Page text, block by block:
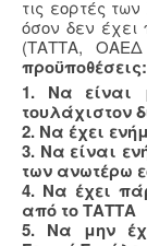
τις εορτές
όσον δεν
(ΤΑΤΤΑ,
προϋποθέσεις:
1. Να είναι
τουλάχιστον
2. Να έχει
3. Να είναι
των ανωτέρω
4. Να έχει
από το ΤΑΤΤΑ
5. Να μην